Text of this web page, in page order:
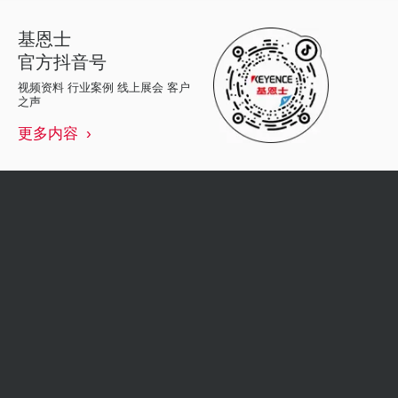
基恩士
官方抖音号
视频资料 行业案例 线上展会 客户
之声
更多内容